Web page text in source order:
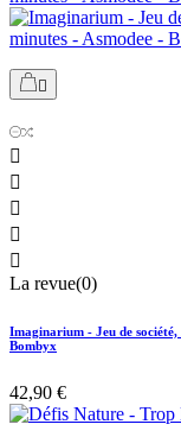






La revue(0)
Imaginarium - Jeu de
Bombyx
42,90 €